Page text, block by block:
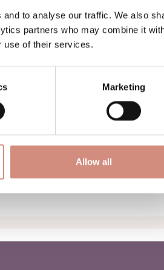
to analyse our traffic. We also
partners who may combine it
use of their services.
Marketing
Allow all
und Co., wenn dein
in GOTS-zertifziertem